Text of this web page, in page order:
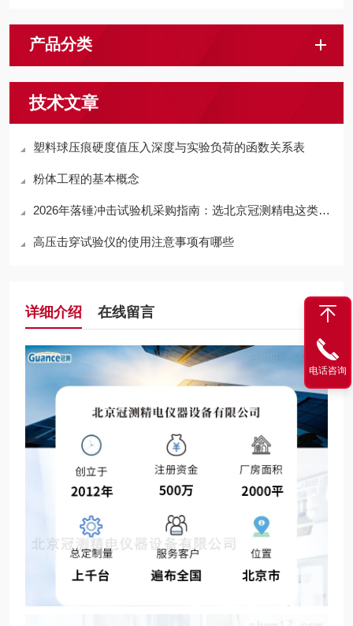
产品分类
技术文章
塑料球压痕硬度值压入深度与实验负荷的函数关系表
粉体工程的基本概念
2026年落锤冲击试验机采购指南：选北京冠测精电这类靠谱厂家更省心
高压击穿试验仪的使用注意事项有哪些
详细介绍 在线留言
电话咨询